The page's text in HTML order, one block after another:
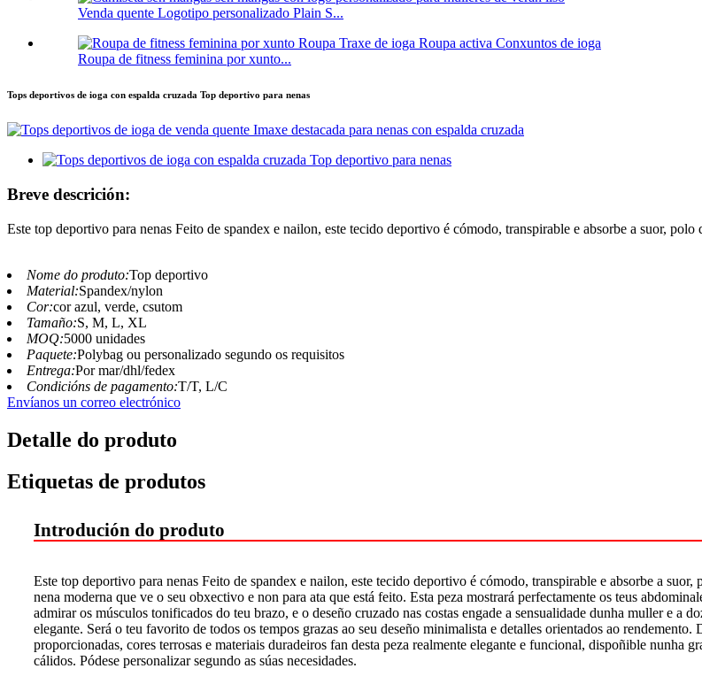
Venda quente Logotipo personalizado Plain S...
Roupa de fitness feminina por xunto...
Tops deportivos de ioga con espalda cruzada Top deportivo para nenas
Breve descrición:
Este top deportivo para nenas Feito de spandex e nailon, este tecido deportivo é cómodo, transpirable e absorbe a suor, polo
Nome do produto:Top deportivo
Material:Spandex/nylon
Cor:cor azul, verde, csutom
Tamaño:S, M, L, XL
MOQ:5000 unidades
Paquete:Polybag ou personalizado segundo os requisitos
Entrega:Por mar/dhl/fedex
Condicións de pagamento:T/T, L/C
Envíanos un correo electrónico
Detalle do produto
Etiquetas de produtos
Introdución do produto
Este top deportivo para nenas Feito de spandex e nailon, este tecido deportivo é cómodo, transpirable e absorbe a
nena moderna que ve o seu obxectivo e non para ata que está feito. Esta peza mostrará perfectamente os teus
admirar os músculos tonificados do teu brazo, e o deseño cruzado nas costas engade a sensualidade dunha muller e a
elegante. Será o teu favorito de todos os tempos grazas ao seu deseño minimalista e detalles orientados ao
proporcionadas, cores terrosas e materiais duradeiros fan desta peza realmente elegante e funcional, dispoñible nunha
cálidos. Pódese personalizar segundo as súas necesidades.